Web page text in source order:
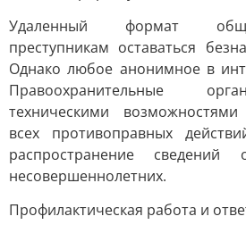
Удаленный формат
преступникам оставаться
Однако любое анонимное в
Правоохранительные
техническими
всех противоправных
распространение
несовершеннолетних.
Профилактическая работа и